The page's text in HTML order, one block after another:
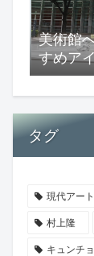
美術館
すめア
タグ
現代アート
村上隆
キュンチ